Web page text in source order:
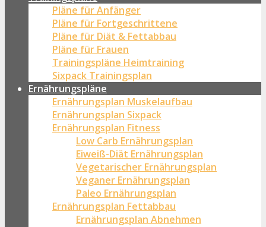
Pläne für Anfänger
Pläne für Fortgeschrittene
Pläne für Diät & Fettabbau
Pläne für Frauen
Trainingspläne Heimtraining
Sixpack Trainingsplan
Ernährungspläne
Ernährungsplan Muskelaufbau
Ernährungsplan Sixpack
Ernährungsplan Fitness
Low Carb Ernährungsplan
Eiweiß-Diät Ernährungsplan
Vegetarischer Ernährungsplan
Veganer Ernährungsplan
Paleo Ernährungsplan
Ernährungsplan Fettabbau
Ernährungsplan Abnehmen